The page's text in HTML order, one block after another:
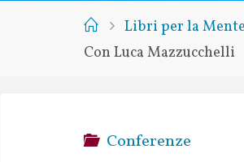
Libri per la Mente
Con Luca Mazzucchelli
Conferenze